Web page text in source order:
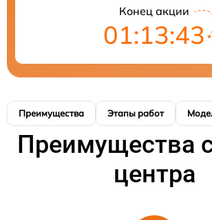
Конец акции
01:13:42
Преимущества Этапы работ
Преимущества
центра